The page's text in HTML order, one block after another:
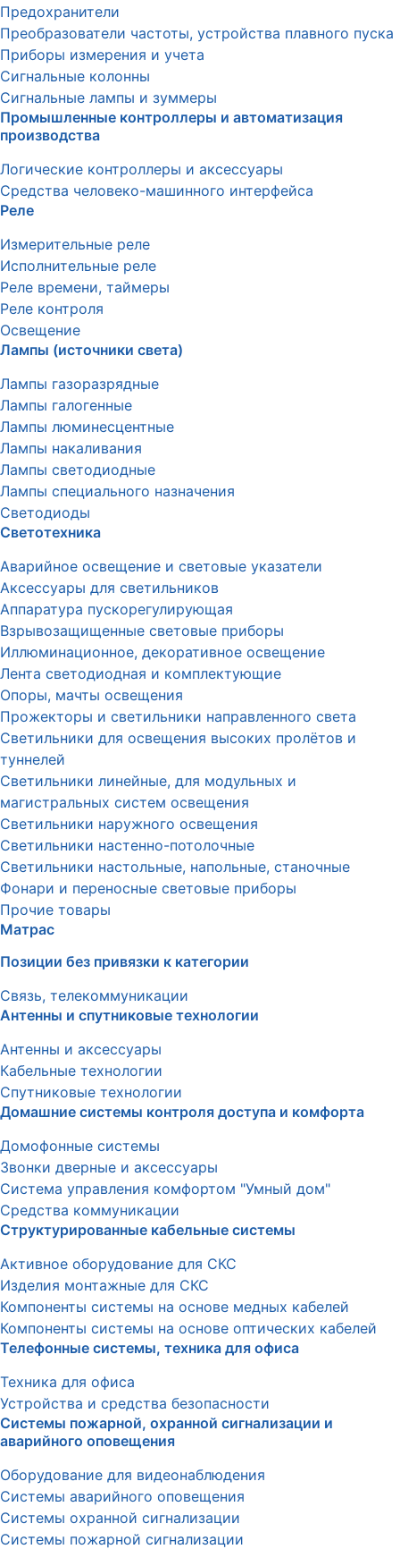
Предохранители
Преобразователи частоты, устройства плавного пуска
Приборы измерения и учета
Сигнальные колонны
Сигнальные лампы и зуммеры
Промышленные контроллеры и автоматизация
производства
Логические контроллеры и аксессуары
Средства человеко-машинного интерфейса
Реле
Измерительные реле
Исполнительные реле
Реле времени, таймеры
Реле контроля
Освещение
Лампы (источники света)
Лампы газоразрядные
Лампы галогенные
Лампы люминесцентные
Лампы накаливания
Лампы светодиодные
Лампы специального назначения
Светодиоды
Светотехника
Аварийное освещение и световые указатели
Аксессуары для светильников
Аппаратура пускорегулирующая
Взрывозащищенные световые приборы
Иллюминационное, декоративное освещение
Лента светодиодная и комплектующие
Опоры, мачты освещения
Прожекторы и светильники направленного света
Светильники для освещения высоких пролётов и
туннелей
Светильники линейные, для модульных и
магистральных систем освещения
Светильники наружного освещения
Светильники настенно-потолочные
Светильники настольные, напольные, станочные
Фонари и переносные световые приборы
Прочие товары
Матрас
Позиции без привязки к категории
Связь, телекоммуникации
Антенны и спутниковые технологии
Антенны и аксессуары
Кабельные технологии
Спутниковые технологии
Домашние системы контроля доступа и комфорта
Домофонные системы
Звонки дверные и аксессуары
Система управления комфортом "Умный дом"
Средства коммуникации
Структурированные кабельные системы
Активное оборудование для СКС
Изделия монтажные для СКС
Компоненты системы на основе медных кабелей
Компоненты системы на основе оптических кабелей
Телефонные системы, техника для офиса
Техника для офиса
Устройства и средства безопасности
Системы пожарной, охранной сигнализации и
аварийного оповещения
Оборудование для видеонаблюдения
Системы аварийного оповещения
Системы охранной сигнализации
Системы пожарной сигнализации